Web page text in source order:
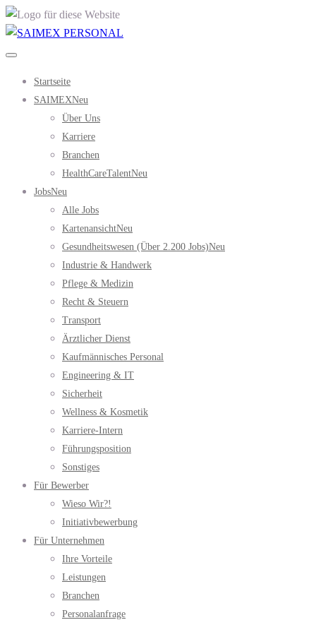
Startseite
SAIMEXNeu
Über Uns
Karriere
Branchen
HealthCareTalentNeu
JobsNeu
Alle Jobs
KartenansichtNeu
Gesundheitswesen (über 2.200 Jobs)Neu
Industrie & Handwerk
Pflege & Medizin
Recht & Steuern
Transport
Ärztlicher Dienst
Kaufmännisches Personal
Engineering & IT
Sicherheit
Wellness & Kosmetik
Karriere-Intern
Führungsposition
Sonstiges
Für Bewerber
Wieso Wir?!
Initiativbewerbung
Für Unternehmen
Ihre Vorteile
Leistungen
Branchen
Personalanfrage